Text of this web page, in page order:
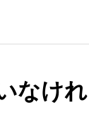
なけれ